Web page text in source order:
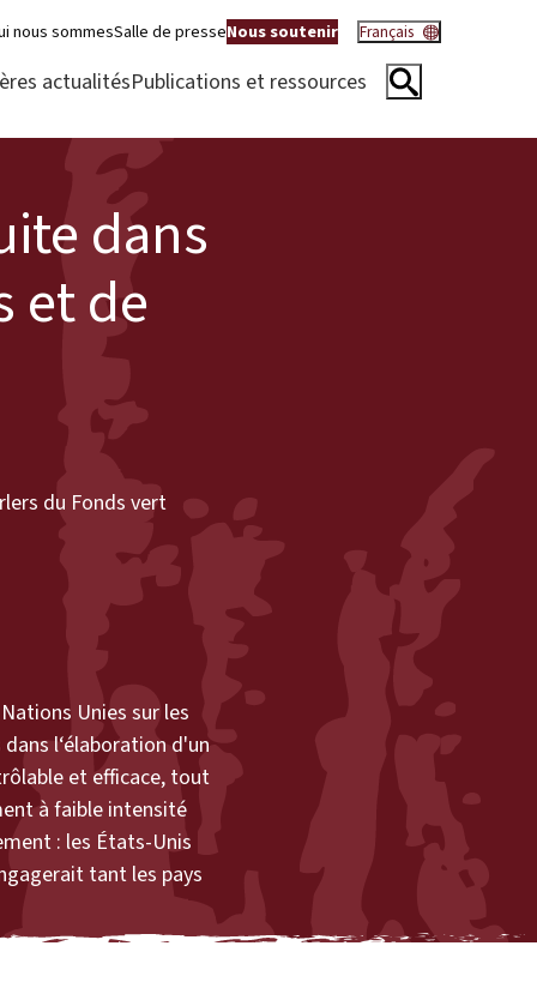
nous sommesSalle de presseNous soutenir Français
actualitésPublications et ressources
dans
et de
du Fonds vert
Unies sur les
l‘élaboration d'un
et efficace, tout
à faible intensité
: les États-Unis
tant les pays